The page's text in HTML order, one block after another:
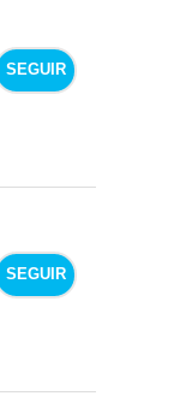
SEGUIR
SEGUIR